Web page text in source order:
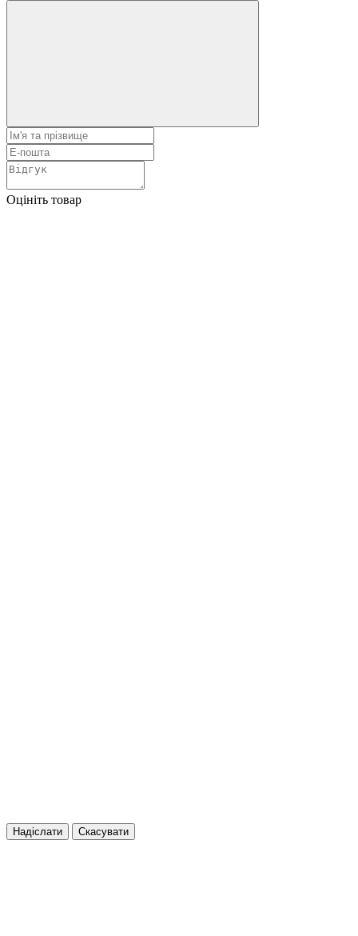
Оцініть товар
Надіслати Скасувати